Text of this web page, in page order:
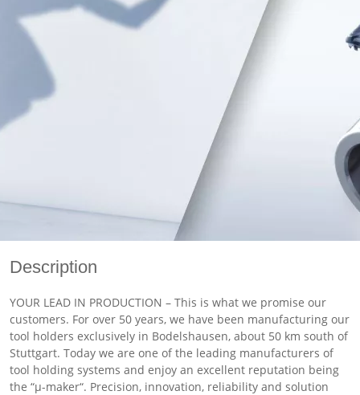
Description
YOUR LEAD IN PRODUCTION – This is what we promise our
customers. For over 50 years, we have been manufacturing our
tool holders exclusively in Bodelshausen, about 50 km south of
Stuttgart. Today we are one of the leading manufacturers of
tool holding systems and enjoy an excellent reputation being
the “µ-maker“. Precision, innovation, reliability and solution